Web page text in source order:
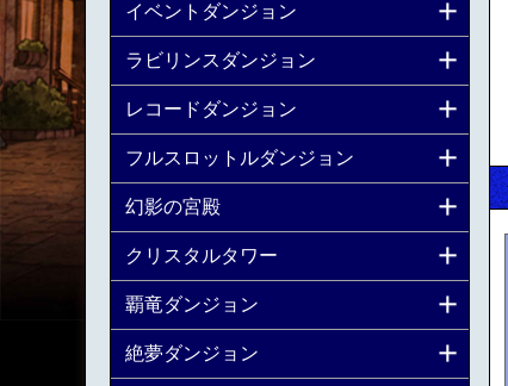
イベントダンジョン
ラビリンスダンジョン
レコードダンジョン
フルスロットルダンジョン
幻影の宮殿
クリスタルタワー
覇竜ダンジョン
絶夢ダンジョン